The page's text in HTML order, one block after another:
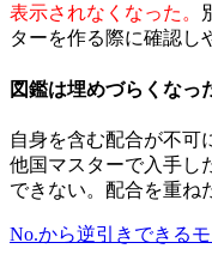
表示されなくなった。
ターを作る際に確認し
図鑑は埋めづらくなっ
自身を含む配合が不可
他国マスターで入手し
できない。配合を重ね
No.から逆引きできる